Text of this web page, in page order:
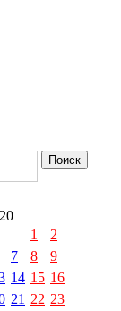
1
2
7 8
9
14 15 16
21 22 23